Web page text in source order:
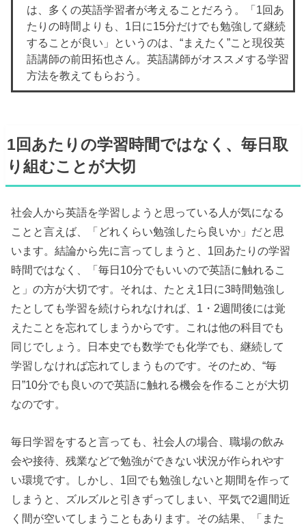
は、多くの英語学習者が考えることだろう。「1回あ
たりの時間よりも、1日に15分だけでも勉強して継続
することが良い」というのは、“まえたく”こと現役英
語講師の前田拓也さん。英語講師がオススメする学習
方法を教えてもらおう。
1回あたりの学習時間ではなく、毎日取
り組むことが大切
社会人から英語を学習しようと思っている人が気になる
ことと言えば、「どれくらい勉強したら良いか」だと思
います。結論から先に言ってしまうと、1回あたりの学習
時間ではなく、「毎日10分でもいいので英語に触れるこ
と」の方が大切です。それは、たとえ1日に3時間勉強し
たとしても学習を続けられなければ、1・2週間後には覚
えたことを忘れてしまうからです。これは他の科目でも
同じでしょう。日本史でも数学でも化学でも、継続して
学習しなければ忘れてしまうものです。そのため、“毎
日”10分でも良いので英語に触れる機会を作ることが大切
なのです。
毎日学習をすると言っても、社会人の場合、職場の飲み
会や接待、残業などで勉強ができない状況が作られやす
い環境です。しかし、1回でも勉強しないと期間を作って
しまうと、ズルズルと引きずってしまい、平気で2週間近
く間が空いてしまうこともあります。その結果、「また